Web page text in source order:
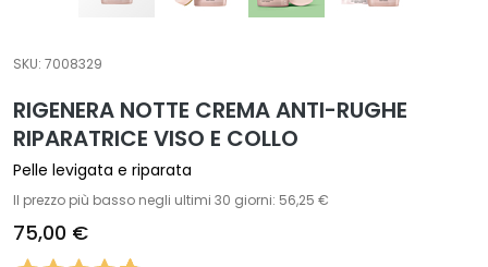
t
s
p
c
i
f
SKU: 7008329
RIGENERA NOTTE CREMA ANTI-RUGHE
RIPARATRICE VISO E COLLO
Pelle levigata e riparata
Il prezzo più basso negli ultimi 30 giorni: 56,25 €
75,00 €